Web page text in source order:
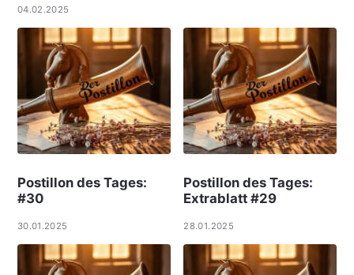
04.02.2025
Postillon des Tages:
#30
30.01.2025
Postillon des Tages:
Extrablatt #29
28.01.2025